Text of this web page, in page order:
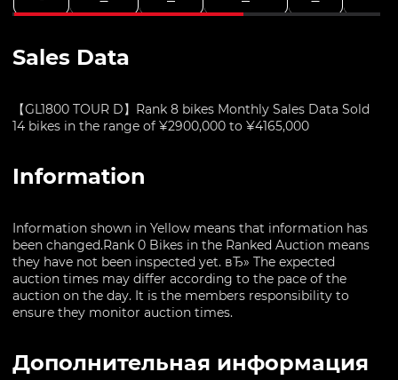
Sales Data
【GL1800 TOUR D】Rank 8 bikes Monthly Sales Data Sold
14 bikes in the range of ¥2900,000 to ¥4165,000
Information
Information shown in Yellow means that information has
been changed.Rank 0 Bikes in the Ranked Auction means
they have not been inspected yet. вЂ» The expected
auction times may differ according to the pace of the
auction on the day. It is the members responsibility to
ensure they monitor auction times.
Дополнительная информация